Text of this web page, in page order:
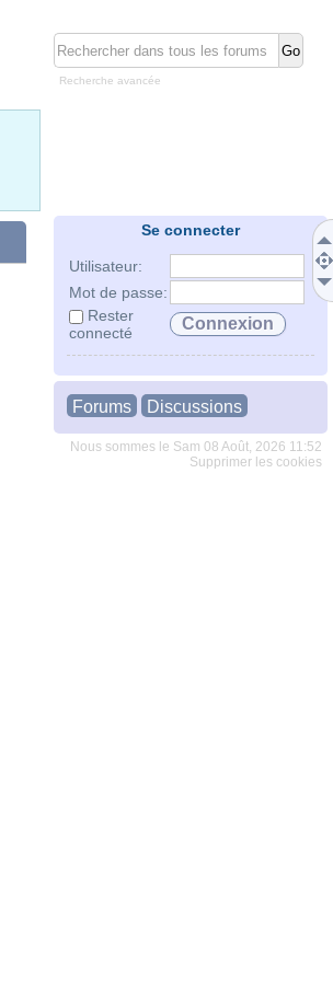
Recherche avancée
Se connecter
Utilisateur:
Mot de passe:
Rester
connecté
Forums Discussions
Nous sommes le Sam 08 Août, 2026 11:52
Supprimer les cookies